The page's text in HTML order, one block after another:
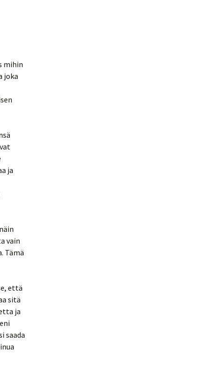
mihin
joka
ja
vain
Tämä
että
sitä
ja
saada